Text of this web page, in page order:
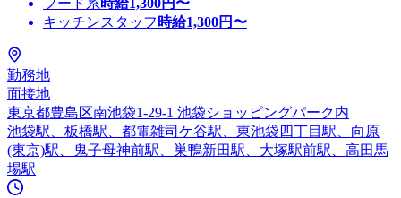
キッチンスタッフ 時給1,300円〜
勤務地
面接地
東京都豊島区南池袋1-29-1 池袋ショッピングパーク内
池袋駅、板橋駅、都電雑司ケ谷駅、東池袋四丁目駅、向原
(東京)駅、鬼子母神前駅、巣鴨新田駅、大塚駅前駅、高田馬
場駅